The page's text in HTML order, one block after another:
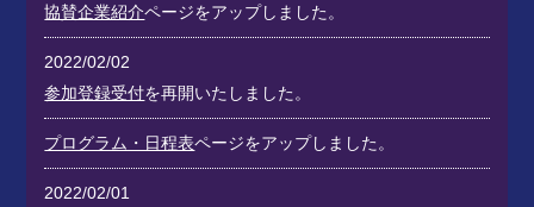
協賛企業紹介ページをアップしました。
2022/02/02
参加登録受付を再開いたしました。
プログラム・日程表ページをアップしました。
2022/02/01